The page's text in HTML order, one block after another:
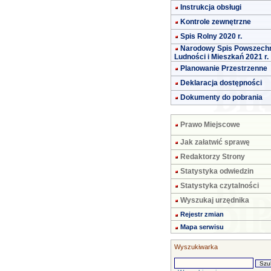
Instrukcja obsługi
Kontrole zewnętrzne
Spis Rolny 2020 r.
Narodowy Spis
Ludności i Mieszkań 2021 r.
Planowanie Przestrzenne
Deklaracja dostępności
Dokumenty do pobrania
Prawo Miejscowe
Jak załatwić sprawę
Redaktorzy Strony
Statystyka odwiedzin
Statystyka czytalności
Wyszukaj urzędnika
Rejestr zmian
Mapa serwisu
Wyszukiwarka